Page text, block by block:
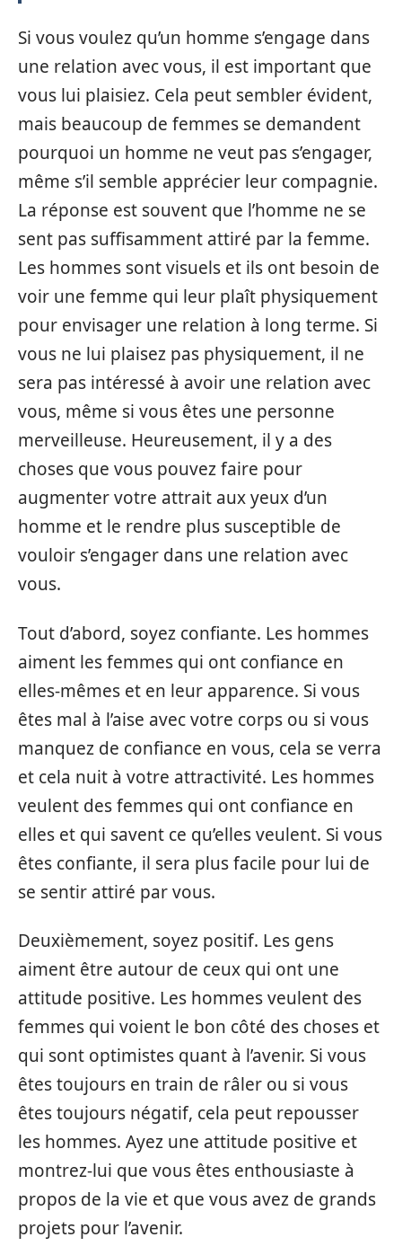
Si vous voulez qu’un homme s’engage dans
une relation avec vous, il est important que
vous lui plaisiez. Cela peut sembler évident,
mais beaucoup de femmes se demandent
pourquoi un homme ne veut pas s’engager,
même s’il semble apprécier leur compagnie.
La réponse est souvent que l’homme ne se
sent pas suffisamment attiré par la femme.
Les hommes sont visuels et ils ont besoin de
voir une femme qui leur plaît physiquement
pour envisager une relation à long terme. Si
vous ne lui plaisez pas physiquement, il ne
sera pas intéressé à avoir une relation avec
vous, même si vous êtes une personne
merveilleuse. Heureusement, il y a des
choses que vous pouvez faire pour
augmenter votre attrait aux yeux d’un
homme et le rendre plus susceptible de
vouloir s’engager dans une relation avec
vous.
Tout d’abord, soyez confiante. Les hommes
aiment les femmes qui ont confiance en
elles-mêmes et en leur apparence. Si vous
êtes mal à l’aise avec votre corps ou si vous
manquez de confiance en vous, cela se verra
et cela nuit à votre attractivité. Les hommes
veulent des femmes qui ont confiance en
elles et qui savent ce qu’elles veulent. Si vous
êtes confiante, il sera plus facile pour lui de
se sentir attiré par vous.
Deuxièmement, soyez positif. Les gens
aiment être autour de ceux qui ont une
attitude positive. Les hommes veulent des
femmes qui voient le bon côté des choses et
qui sont optimistes quant à l’avenir. Si vous
êtes toujours en train de râler ou si vous
êtes toujours négatif, cela peut repousser
les hommes. Ayez une attitude positive et
montrez-lui que vous êtes enthousiaste à
propos de la vie et que vous avez de grands
projets pour l’avenir.